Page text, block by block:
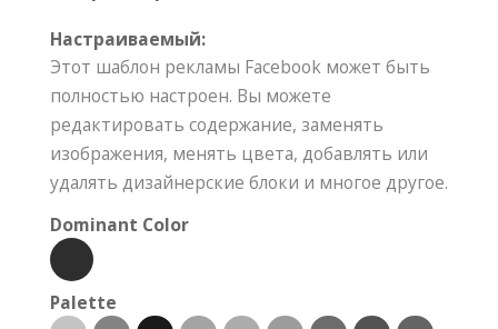
Настраиваемый:
Этот шаблон рекламы Facebook может быть
полностью настроен. Вы можете
редактировать содержание, заменять
изображения, менять цвета, добавлять или
удалять дизайнерские блоки и многое другое.
Dominant Color
Palette